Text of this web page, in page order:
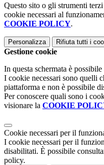
Questo sito o gli strumenti
cookie necessari al
COOKIE POLICY.
Personalizza Rifiuta tutti i
Gestione cookie
In questa schermata è
I cookie necessari sono quelli
piattaforma e non è possibile
Per conoscere quali sono i
visionare la COOKIE
Cookie necessari per il
I cookie necessari per il
disabilitati. È possibile
policy.